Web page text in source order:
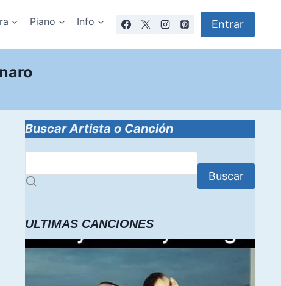
Piano Info Entrar
Buscar Artista o Canción
Buscar
ULTIMAS CANCIONES